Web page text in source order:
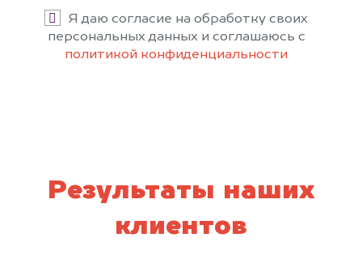
Я даю согласие на обработку своих
персональных данных и соглашаюсь с
политикой конфиденциальности
Результаты наших
клиентов